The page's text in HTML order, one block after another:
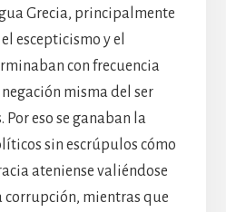
Grecia, principalmente
escepticismo y el
con frecuencia
misma del ser
eso se ganaban la
sin escrúpulos cómo
ateniense valiéndose
corrupción, mientras que